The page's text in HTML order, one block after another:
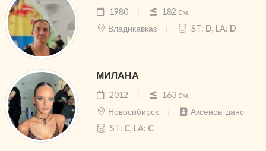
1980
182 cм.
Владикавказ
ST: D, LA: D
МИЛАНА
2012
163 cм.
Новосибирск
Аксенов-данс
ST: C, LA: C